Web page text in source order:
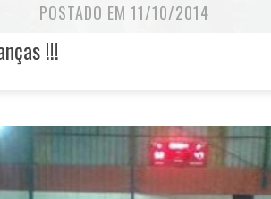
POSTADO EM 11/10/2014
!!!